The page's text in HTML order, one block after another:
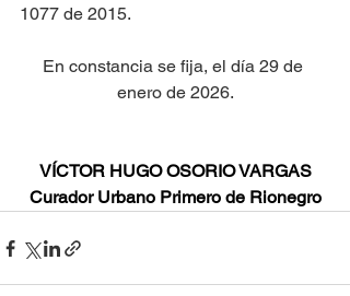
1077 de 2015.
En constancia se fija, el día 29 de
enero de 2026.
VÍCTOR HUGO OSORIO VARGAS
Curador Urbano Primero de Rionegro